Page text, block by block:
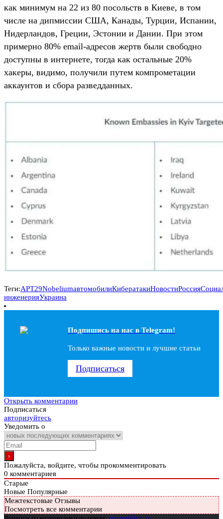
как минимум на 22 из 80 посольств в Киеве, в том
числе на дипмиссии США, Канады, Турции, Испании,
Нидерландов, Греции, Эстонии и Дании. При этом
примерно 80% email-адресов жертв были свободно
доступны в интернете, тогда как остальные 20%
хакеры, видимо, получили путем компрометации
аккаунтов и сбора разведданных.
Теги:APT29NobeliumавтомобилиКибератакиНовостиРоссия
инженерияУкраина
Подпишись на наc в Telegram!
Только важные новости и лучшие статьи
Подписаться
Открыть комментарии
Подписаться
авторизуйтесь
Уведомить о
Пожалуйста, войдите, чтобы прокомментировать
0 комментариев
Старые
Новые Популярные
Межтекстовые Отзывы
Посмотреть все комментарии